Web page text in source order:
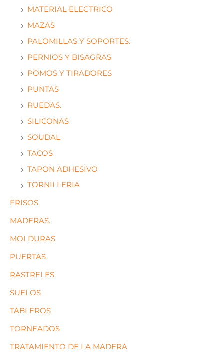
MATERIAL ELECTRICO
MAZAS
PALOMILLAS Y SOPORTES.
PERNIOS Y BISAGRAS
POMOS Y TIRADORES
PUNTAS
RUEDAS.
SILICONAS
SOUDAL
TACOS
TAPON ADHESIVO
TORNILLERIA
FRISOS
MADERAS.
MOLDURAS
PUERTAS
RASTRELES
SUELOS
TABLEROS
TORNEADOS
TRATAMIENTO DE LA MADERA